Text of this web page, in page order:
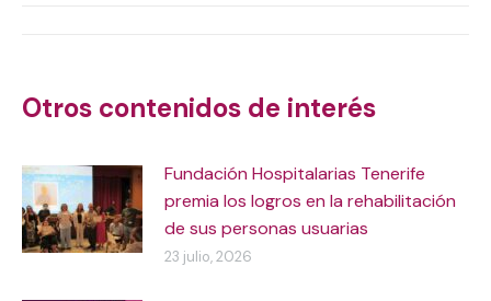
publicaciones
Otros contenidos de interés
Fundación Hospitalarias Tenerife
premia los logros en la rehabilitación
de sus personas usuarias
23 julio, 2026